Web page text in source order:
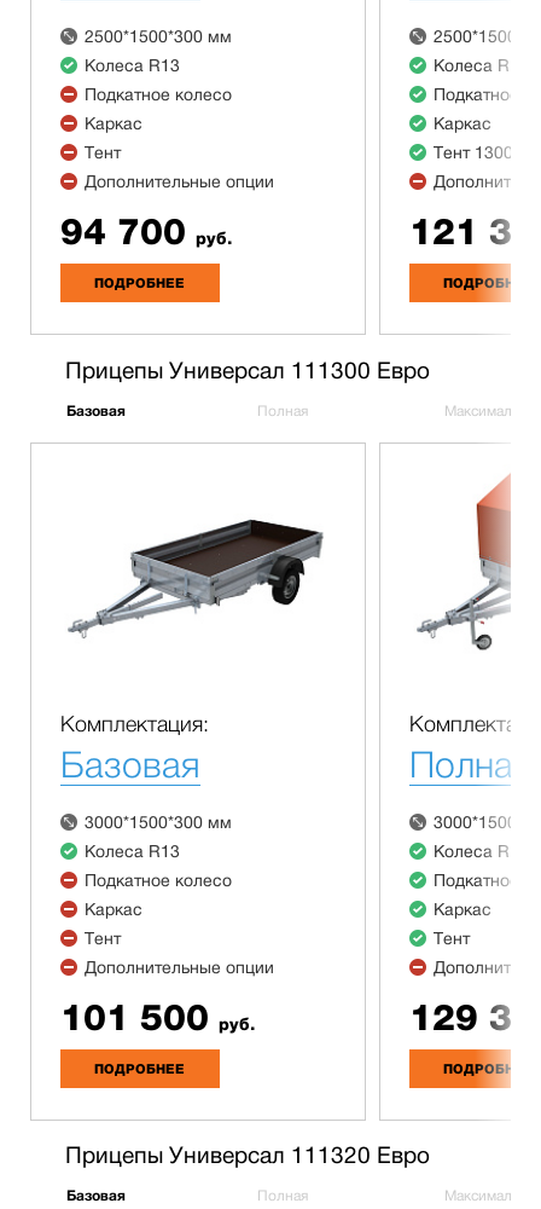
2500*1500*300 мм
Колеса R13
Подкатное колесо
Каркас
Тент
Дополнительные опции
94 700 руб.
ПОДРОБНЕЕ
Колеса R13
Подкатное
Каркас
Тент 1300 мм
121
ПОДРОБНЕЕ
Прицепы Универсал 111300 Евро
Базовая Полная Максимальная
Комплектация:
Базовая
3000*1500*300 мм
Колеса R13
Подкатное колесо
Каркас
Тент
Дополнительные опции
101 500 руб.
ПОДРОБНЕЕ
Полная
Колеса R13
Подкатное
Каркас
Тент
129
ПОДРОБНЕЕ
Прицепы Универсал 111320 Евро
Базовая Полная Максимальная